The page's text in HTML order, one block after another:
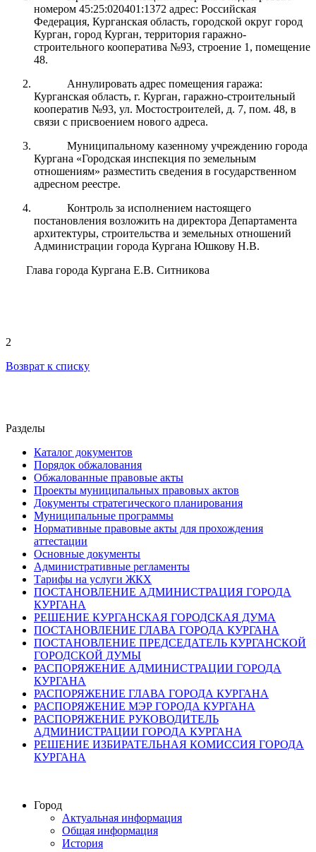
номером 45:25:020401:1372 адрес: Российская
Федерация, Курганская область, городской округ город
Курган, город Курган, территория гаражно-
строительного кооператива №93, строение 1, помещение
48.
Аннулировать адрес помещения гаража:
Курганская область, г. Курган, гаражно-строительный
кооператив №93, ул. Мостостроителей, д. 7, пом. 48, в
связи с присвоением нового адреса.
Муниципальному казенному учреждению города
Кургана «Городская инспекция по земельным
отношениям» разместить сведения в государственном
адресном реестре.
Контроль за исполнением настоящего
постановления возложить на директора Департамента
архитектуры, строительства и земельных отношений
Администрации города Кургана Юшкову Н.В.
Глава города Кургана Е.В. Ситникова
2
Возврат к списку
Разделы
Каталог документов
Порядок обжалования
Обжалованные правовые акты
Проекты муниципальных правовых актов
Документы стратегического планирования
Муниципальные программы
Нормативные правовые акты для прохождения
аттестации
Основные документы
Административные регламенты
Тарифы на услуги ЖКХ
ПОСТАНОВЛЕНИЕ АДМИНИСТРАЦИЯ ГОРОДА
КУРГАНА
РЕШЕНИЕ КУРГАНСКАЯ ГОРОДСКАЯ ДУМА
ПОСТАНОВЛЕНИЕ ГЛАВА ГОРОДА КУРГАНА
ПОСТАНОВЛЕНИЕ ПРЕДСЕДАТЕЛЬ КУРГАНСКОЙ
ГОРОДСКОЙ ДУМЫ
РАСПОРЯЖЕНИЕ АДМИНИСТРАЦИИ ГОРОДА
КУРГАНА
РАСПОРЯЖЕНИЕ ГЛАВА ГОРОДА КУРГАНА
РАСПОРЯЖЕНИЕ МЭР ГОРОДА КУРГАНА
РАСПОРЯЖЕНИЕ РУКОВОДИТЕЛЬ
АДМИНИСТРАЦИИ ГОРОДА КУРГАНА
РЕШЕНИЕ ИЗБИРАТЕЛЬНАЯ КОМИССИЯ ГОРОДА
КУРГАНА
Город
Актуальная информация
Общая информация
История